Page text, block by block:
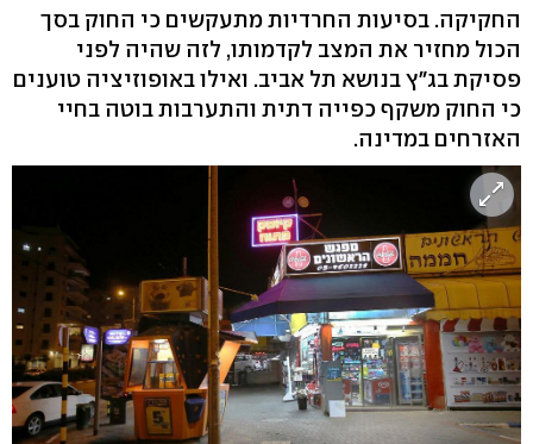
החקיקה. בסיעות החרדיות מתעקשים כי החוק בסך
הכול מחזיר את המצב לקדמותו, לזה שהיה לפני
פסיקת בג"ץ בנושא תל אביב. ואילו באופוזיציה טוענים
כי החוק משקף כפייה דתית והתערבות בוטה בחיי
האזרחים במדינה.